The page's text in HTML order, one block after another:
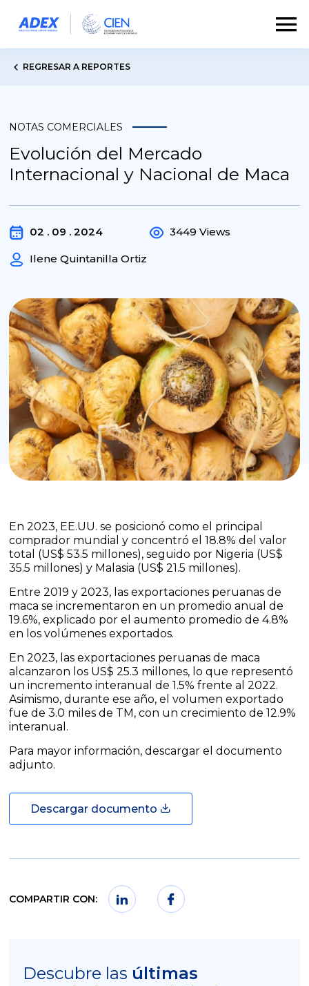
REGRESAR A REPORTES
NOTAS COMERCIALES
Evolución del Mercado
Internacional y Nacional de Maca
02 . 09 . 2024
Ilene Quintanilla Ortiz
3449 Views
En 2023, EE.UU. se posicionó como el principal
comprador mundial y concentró el 18.8% del valor
total (US$ 53.5 millones), seguido por Nigeria (US$
35.5 millones) y Malasia (US$ 21.5 millones).
Entre 2019 y 2023, las exportaciones peruanas de
maca se incrementaron en un promedio anual de
19.6%, explicado por el aumento promedio de 4.8%
en los volúmenes exportados.
En 2023, las exportaciones peruanas de maca
alcanzaron los US$ 25.3 millones, lo que representó
un incremento interanual de 1.5% frente al 2022.
Asimismo, durante ese año, el volumen exportado
fue de 3.0 miles de TM, con un crecimiento de 12.9%
interanual.
Para mayor información, descargar el documento
adjunto.
Descargar documento
COMPARTIR CON:
Descubre las últimas